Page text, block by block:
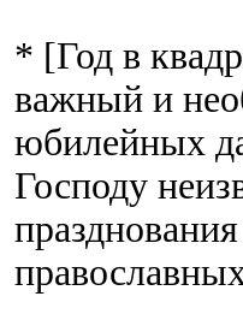
* [Год в
важный и
юбилейных
Господу